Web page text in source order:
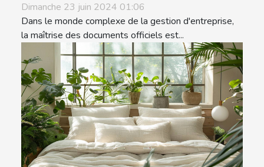
Dimanche 23 juin 2024 01:06
Dans le monde complexe de la gestion d'entreprise,
la maîtrise des documents officiels est...